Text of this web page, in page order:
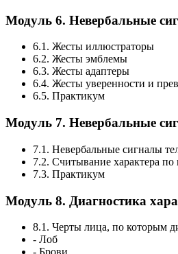
Модуль 6. Невербальные
6.1. Жесты иллюстраторы
6.2. Жесты эмблемы
6.3. Жесты адаптеры
6.4. Жесты уверенности и
6.5. Практикум
Модуль 7. Невербальные
7.1. Невербальные сигналы
7.2. Считывание характера по
7.3. Практикум
Модуль 8. Диагностика
8.1. Черты лица, по которым
- Лоб